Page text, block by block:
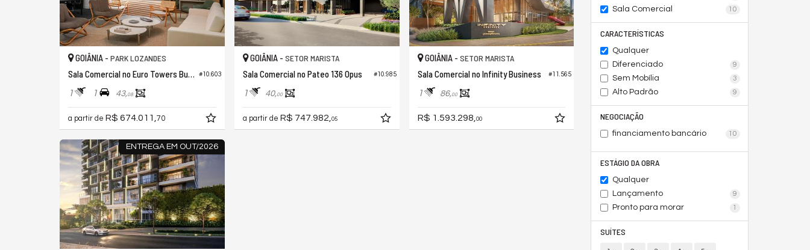
Sala Comercial 10
CARACTERÍSTICAS
Qualquer
Diferenciado
9
Sem Mobília 3
Alto Padrão 9
NEGOCIAÇÃO
financiamento bancário 10
ESTÁGIO DA OBRA
Qualquer
Lançamento
9
Pronto para morar 1
SUÍTES
#10.603
GOIÂNIA - PARK LOZANDES
Sala Comercial no Euro Towers Business
1 1 43,08
a partir de R$ 674.011, 70
#10.985
GOIÂNIA - SETOR MARISTA
Sala Comercial no Pateo 136 Opus
1 40,00
a partir de R$ 747.982, 05
#11.565
GOIÂNIA - SETOR MARISTA
Sala Comercial no Infinity Business
1 86,00
R$ 1.593.298, 00
ENTREGA EM OUT/2026